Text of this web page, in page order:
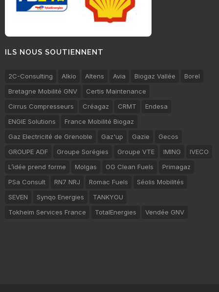
ILS NOUS SOUTIENNENT
2C-Consulting Alkio Altens Avia Biogaz Vallée
Borel
Bretagne Mobilité GNV
Certis Maintenance
Cirrus Compresseurs
Créagaz CRMT
Endesa
ENGIE Solutions
France Mobilité Biogaz
Gaz Electricité de Grenoble
Gaz'up Gazie
Gecos
GROUPE ADF
Groupe Sorégies Groupe VTE IMING
IVECO
L’idée prend forme
Molgas OG Clean Fuels
Primagaz
PSa Consult
RN7 NRJ Romac Fuels
Séolis Mobilités
SEVEN
Synqo Energies
TANKYOU
Tokheim Services France
TotalEnergies Vendée GNV